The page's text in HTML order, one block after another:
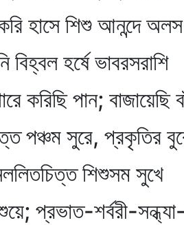
হাসে শিশু আনন্দে
বিহ্বল হর্ষে ভাবরসরাশি
করিছি পান; বাজায়েছি
পঞ্চম সুরে, প্রকৃতির
শিশুসম সুখে
প্রভাত-শর্বরী-